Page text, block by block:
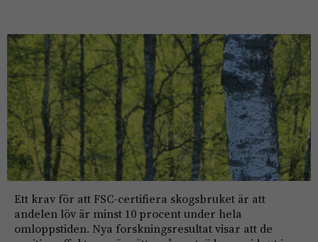
Ett krav för att FSC-certifiera skogsbruket är att
andelen löv är minst 10 procent under hela
omloppstiden. Nya forskningsresultat visar att de